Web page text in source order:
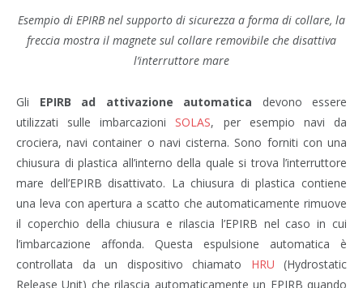
Esempio di EPIRB nel supporto di sicurezza a forma di collare, la
freccia mostra il magnete sul collare removibile che disattiva
l’interruttore mare
Gli EPIRB ad attivazione automatica devono essere
utilizzati sulle imbarcazioni SOLAS, per esempio navi da
crociera, navi container o navi cisterna. Sono forniti con una
chiusura di plastica all’interno della quale si trova l’interruttore
mare dell’EPIRB disattivato. La chiusura di plastica contiene
una leva con apertura a scatto che automaticamente rimuove
il coperchio della chiusura e rilascia l’EPIRB nel caso in cui
l’imbarcazione affonda. Questa espulsione automatica è
controllata da un dispositivo chiamato HRU (Hydrostatic
Release Unit) che rilascia automaticamente un EPIRB quando